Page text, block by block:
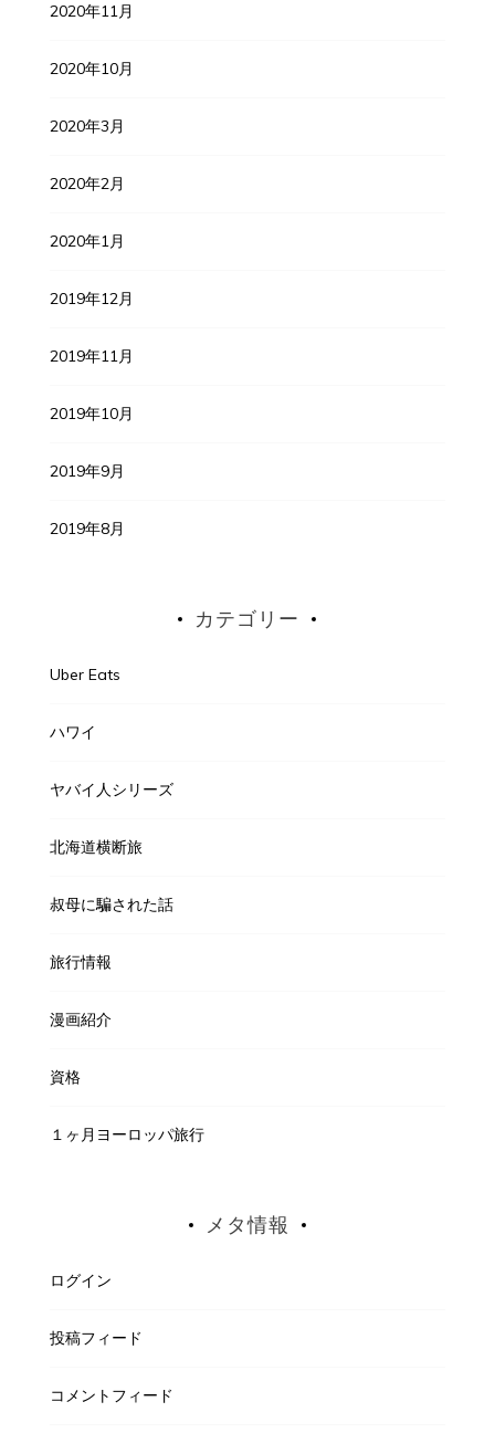
2020年11月
2020年10月
2020年3月
2020年2月
2020年1月
2019年12月
2019年11月
2019年10月
2019年9月
2019年8月
カテゴリー
Uber Eats
ハワイ
ヤバイ人シリーズ
北海道横断旅
叔母に騙された話
旅行情報
漫画紹介
資格
１ヶ月ヨーロッパ旅行
メタ情報
ログイン
投稿フィード
コメントフィード